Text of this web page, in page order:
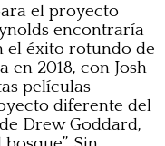
el proyecto
encontraría
el éxito rotundo de
en 2018, con Josh
películas
diferente del
Drew Goddard,